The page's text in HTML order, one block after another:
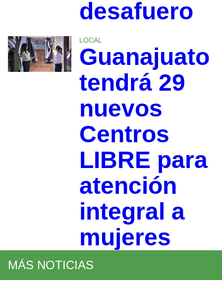
desafuero
LOCAL
Guanajuato
tendrá 29
nuevos
Centros
LIBRE para
atención
integral a
mujeres
MÁS NOTICIAS